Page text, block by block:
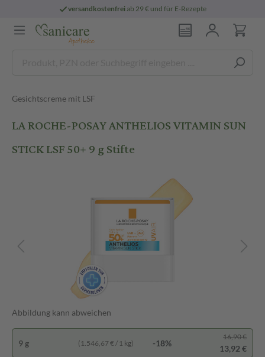
versandkostenfreiab 29 € und für E-Rezepte
Gesichtscreme mit LSF
LA ROCHE-POSAY ANTHELIOS VITAMIN SUN
STICK LSF 50+ 9 g Stifte
Abbildung kann abweichen
9 g (1.546,67 € / 1 kg) -18%
16,90 €
13,92 €